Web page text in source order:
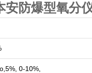
安防爆型氧分
0-10%,